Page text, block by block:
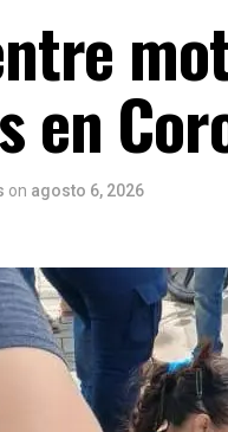
en
on agosto 6, 2026